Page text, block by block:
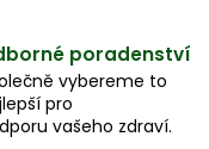
poradenství
vybereme to
pro
vašeho zdraví.